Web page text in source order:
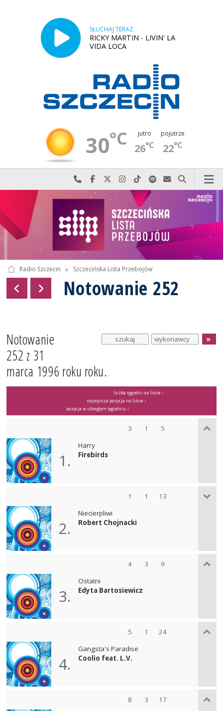
SŁUCHAJ TERAZ
RICKY MARTIN - LIVIN' LA
VIDA LOCA
30°C jutro
26°C
pojutrze
22°C
Najlepiej po prostu do nas zadzwoń
Odwiedź nas na Facebook-u
Odwiedź nas na X
Odwiedź nas na Instagram-ie
Odwiedź nas na TikTok-u
Szukaj nas na Spotify
Wyślij do nas
Szukaj
Radio Szczecin » Szczecińska Lista Przebojów
Notowanie 252
Notowanie
252 z 31
marca 1996 roku roku.
liczba tygodni na liście ↓
najwyższa pozycja na liście ↓
pozycja w ubiegłym tygodniu ↓
3 1 5
1.
Harry
Firebirds
1 1 13
2.
Niecierpliwi
Robert Chojnacki
4 3 9
3.
Ostatni
Edyta Bartosiewicz
5 1 24
4.
Gangsta's Paradise
Coolio feat. L.V.
8 3 17